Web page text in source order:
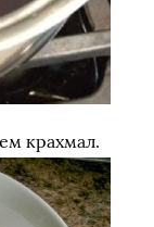
крахмал.